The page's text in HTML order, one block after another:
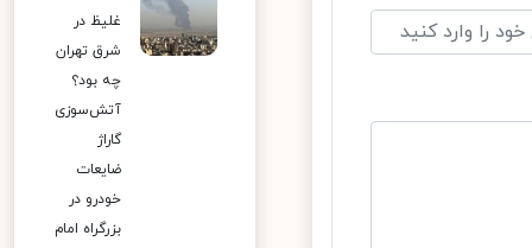
غلیظ در
شرق تهران
چه بود؟
آتش‌سوزی
گاراژ
ضایعات
خودرو در
بزرگراه امام